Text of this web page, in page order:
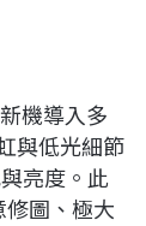
機導入多
與低光細節
亮度。此
修圖、極大